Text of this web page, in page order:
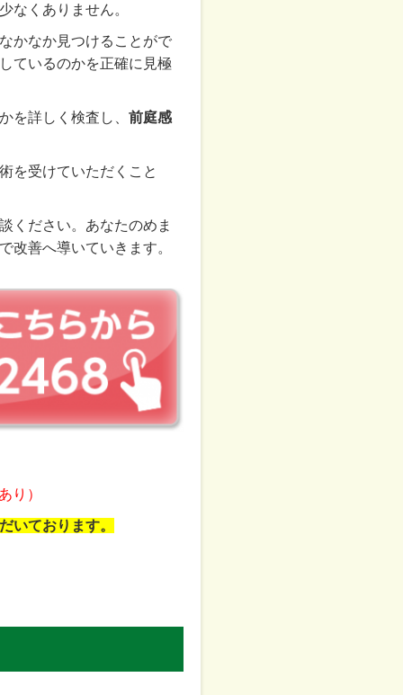
なくありません。
かなか見つけることがで
ているのかを正確に見極
を詳しく検査し、 前庭感
を受けていただくこと
ください。あなたのめま
改善へ導いていきます。
り）
いております。